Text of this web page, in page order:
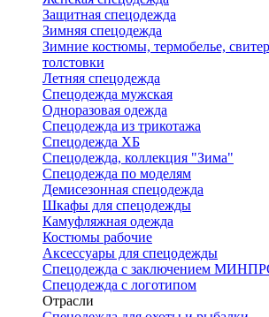
Защитная спецодежда
Зимняя спецодежда
Зимние костюмы, термобелье,
толстовки
Летняя спецодежда
Спецодежда мужская
Одноразовая одежда
Спецодежда из трикотажа
Спецодежда ХБ
Спецодежда, коллекция "Зима"
Спецодежда по моделям
Демисезонная спецодежда
Шкафы для спецодежды
Камуфляжная одежда
Костюмы рабочие
Аксессуары для спецодежды
Спецодежда с заключением
Спецодежда с логотипом
Отрасли